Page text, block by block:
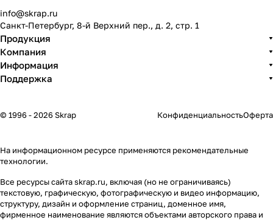
info@skrap.ru
Санкт-Петербург, 8-й Верхний пер., д. 2, стр. 1
Продукция
Компания
Информация
Поддержка
© 1996 - 2026 Skrap КонфиденциальностьОферта
На информационном ресурсе применяются рекомендательные
технологии.
Все ресурсы сайта skrap.ru, включая (но не ограничиваясь)
текстовую, графическую, фотографическую и видео информацию,
структуру, дизайн и оформление страниц, доменное имя,
фирменное наименование являются объектами авторского права и